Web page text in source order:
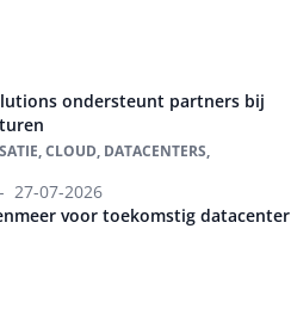
ondersteunt partners bij
CLOUD, DATACENTERS,
27-07-2026
voor toekomstig datacenter